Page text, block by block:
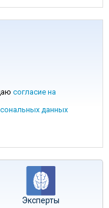
согласие на
данных
Эксперты